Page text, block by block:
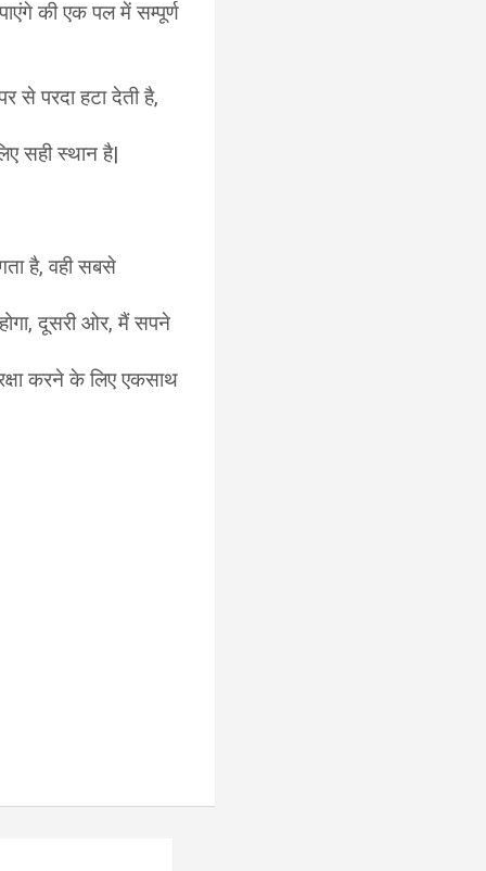
की एक पल में सम्पूर्ण
से परदा हटा देती है,
सही स्थान है|
है, वही सबसे
दूसरी ओर, मैं सपने
करने के लिए एकसाथ